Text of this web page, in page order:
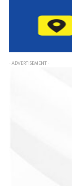
- ADVERTISEMENT -